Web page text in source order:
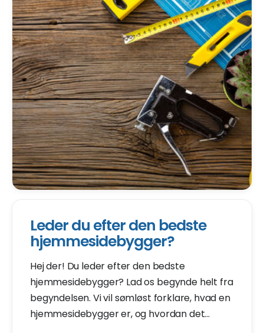
Leder du efter den bedste
hjemmesidebygger?
Hej der! Du leder efter den bedste
hjemmesidebygger? Lad os begynde helt fra
begyndelsen. Vi vil sømløst forklare, hvad en
hjemmesidebygger er, og hvordan det